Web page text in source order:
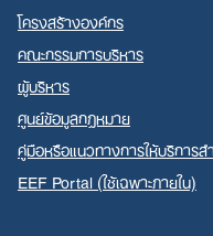
โครงสร้างองค์กร
คณะกรรมการบริหาร
ผู้บริหาร
ศูนย์ข้อมูลกฎหมาย
คู่มือหรือแนวทางการให้บริกา
EEF Portal (ใช้เฉพาะภายใน)